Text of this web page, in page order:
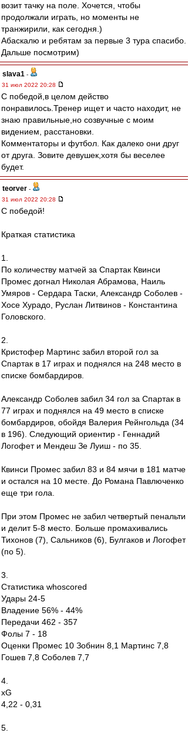
возит тачку на поле. Хочется, чтобы
продолжали играть, но моменты не
транжирили, как сегодня.)
Абаскалю и ребятам за первые 3 тура спасибо.
Дальше посмотрим)
slava1 -
31 июл 2022 20:28
С победой,в целом действо
понравилось.Тренер ищет и часто находит, не
знаю правильные,но созвучные с моим
видением, расстановки.
Комментаторы и футбол. Как далеко они друг
от друга. Зовите девушек,хотя бы веселее
будет.
teorver -
31 июл 2022 20:28
С победой!
Краткая статистика
1.
По количеству матчей за Спартак Квинси
Промес догнал Николая Абрамова, Наиль
Умяров - Сердара Таски, Александр Соболев -
Хосе Хурадо, Руслан Литвинов - Константина
Головского.
2.
Кристофер Мартинс забил второй гол за
Спартак в 17 играх и поднялся на 248 место в
списке бомбардиров.
Александр Соболев забил 34 гол за Спартак в
77 играх и поднялся на 49 место в списке
бомбардиров, обойдя Валерия Рейнгольда (34
в 196). Следующий ориентир - Геннадий
Логофет и Мендеш Зе Луиш - по 35.
Квинси Промес забил 83 и 84 мячи в 181 матче
и остался на 10 месте. До Романа Павлюченко
еще три гола.
При этом Промес не забил четвертый пенальти
и делит 5-8 место. Больше промахивались
Тихонов (7), Сальников (6), Булгаков и Логофет
(по 5).
3.
Статистика whoscored
Удары 24-5
Владение 56% - 44%
Передачи 462 - 357
Фолы 7 - 18
Оценки Промес 10 Зобнин 8,1 Мартинс 7,8
Гошев 7,8 Соболев 7,7
4.
xG
4,22 - 0,31
5.